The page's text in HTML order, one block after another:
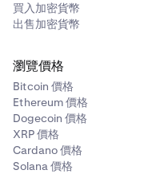
3
現在您將能夠看到幾
要資訊。要更好地了
意義，請展開下方的
4 活躍貸款
顯示在您的
活躍貸款以查看更多
• 估計價值： 根據市場
比收益或損失。除非
餘額
餘額部分顯示您帳戶中當
貸款抵押品的資產。此視
量、當前價值和未實現表
買入加密貨幣
出售加密貨幣
瀏覽價格
Bitcoin 價格
Ethereum 價格
Dogecoin 價格
XRP 價格
Cardano 價格
Solana 價格